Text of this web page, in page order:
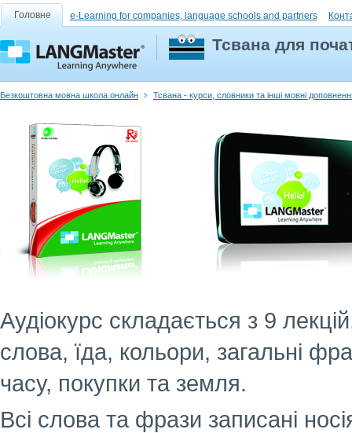
Головне e-Learning for companies, language schools and partners
Тсвана для
Безкоштовна мовна школа онлайн Тсвана - курси, словники та інші мовні
Аудіокурс складається з 9
слова, їда, кольори, загальні
часу, покупки та земля.
Всі слова та фрази записані